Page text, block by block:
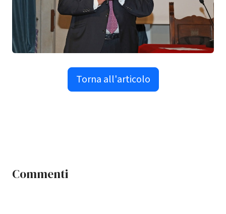
Torna all'articolo
Commenti